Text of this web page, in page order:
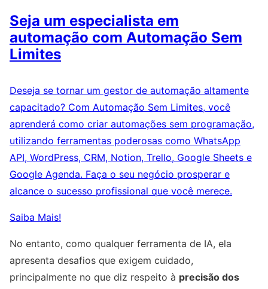
Seja um especialista em
automação com Automação Sem
Limites
Deseja se tornar um gestor de automação altamente
capacitado? Com Automação Sem Limites, você
aprenderá como criar automações sem programação,
utilizando ferramentas poderosas como WhatsApp
API, WordPress, CRM, Notion, Trello, Google Sheets e
Google Agenda. Faça o seu negócio prosperar e
alcance o sucesso profissional que você merece.
Saiba Mais!
No entanto, como qualquer ferramenta de IA, ela
apresenta desafios que exigem cuidado,
principalmente no que diz respeito à precisão dos